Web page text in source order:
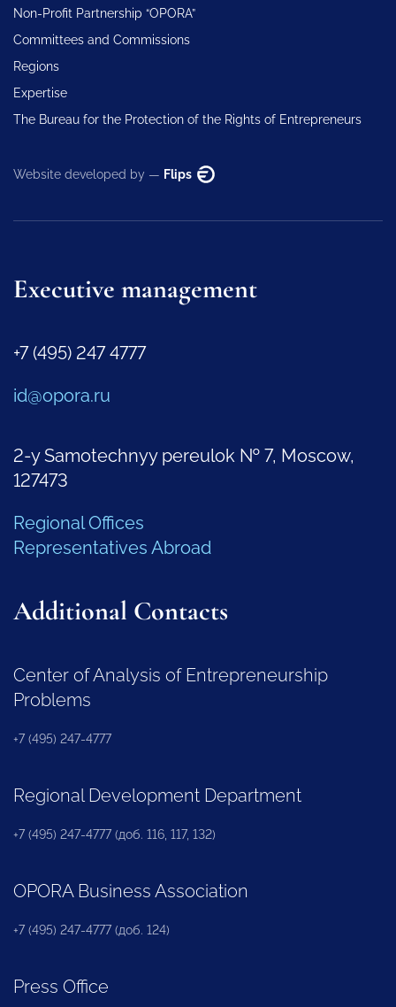
Non-Profit Partnership “OPORA”
Committees and Commissions
Regions
Expertise
The Bureau for the Protection of the Rights of Entrepreneurs
Website developed by — Flips
Executive management
+7 (495) 247 4777
id@opora.ru
2-y Samotechnyy pereulok № 7, Moscow,
127473
Regional Offices
Representatives Abroad
Additional Contacts
Center of Analysis of Entrepreneurship
Problems
+7 (495) 247-4777
Regional Development Department
+7 (495) 247-4777 (доб. 116, 117, 132)
OPORA Business Association
+7 (495) 247-4777 (доб. 124)
Press Office